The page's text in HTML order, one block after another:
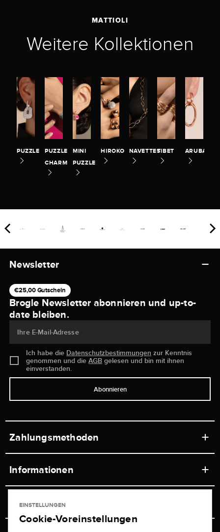
MATTIOLI
Weitere Kollektionen
PUZZLE
PUZZLE
CHARM
MINI
PUZZLE
HIROKO NAVETTESTIBET ARUBA
Newsletter
€25,00 Gutschein
Brogle Newsletter abonnieren und up-to-
date bleiben.
Ihre E-Mail-Adresse
Ich habe die Datenschutzbestimmungen zur Kenntnis
genommen und dieAGB gelesen und bin mit ihnen
einverstanden.
Abonnieren
Zahlungsmethoden
Informationen
Ladengeschäft
Service
EINSTELLUNGEN
Cookie-Voreinstellungen